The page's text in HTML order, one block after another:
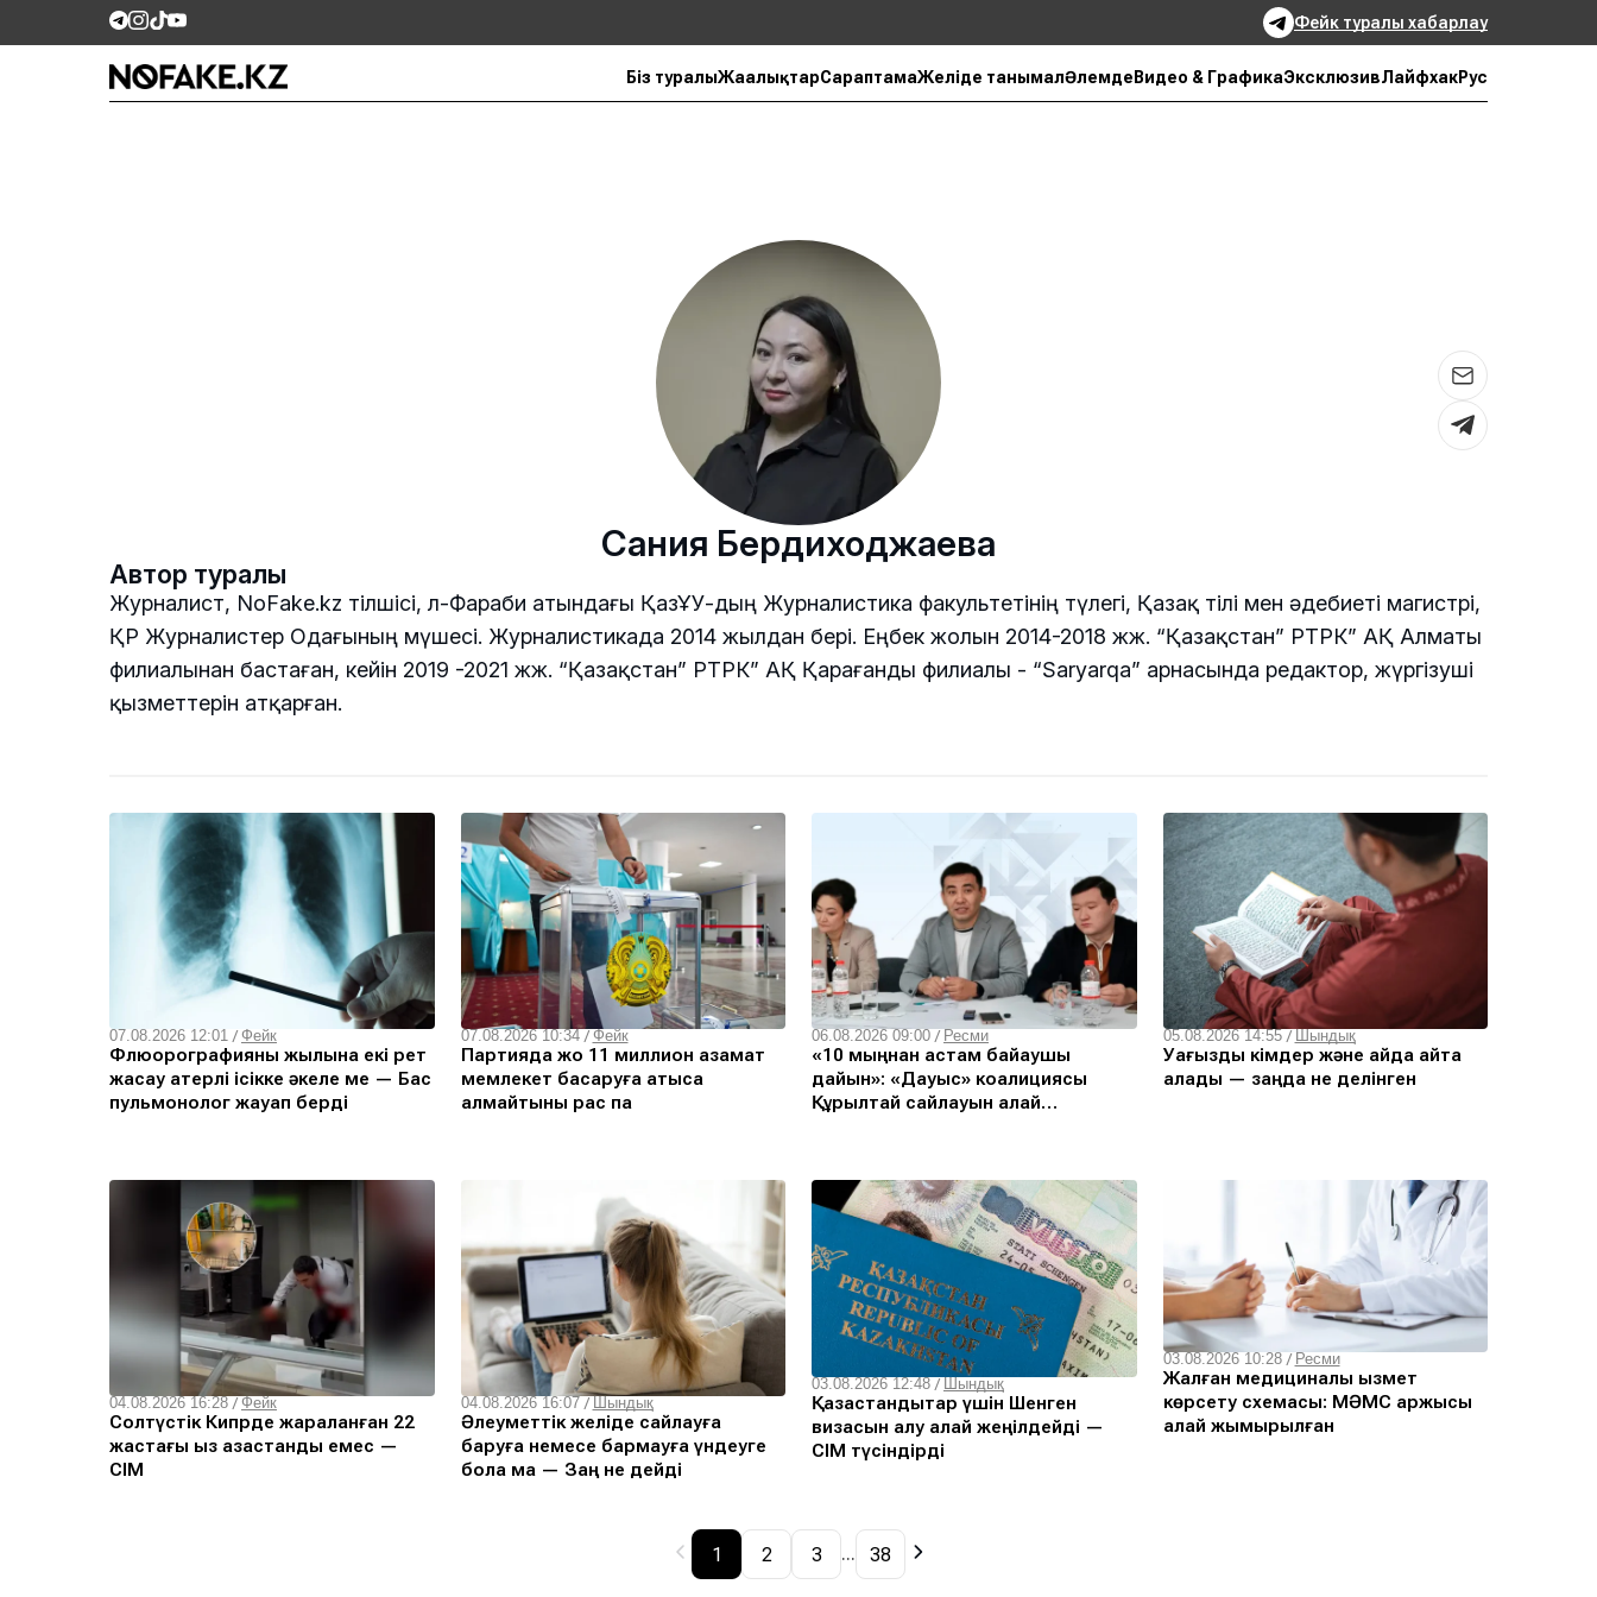
Фейк туралы хабарлау
Біз туралыЖаңалықтарСараптамаЖеліде танымалӘлемде Видео & ГрафикаЭксклюзивЛайфхакРус
Сания Бердиходжаева
Автор туралы
Журналист, NoFake.kz тілшісі, Әл-Фараби атындағы ҚазҰУ-дың Журналистика факультетінің түлегі, Қазақ тілі мен әдебиеті магистрі,
ҚР Журналистер Одағының мүшесі. Журналистикада 2014 жылдан бері. Еңбек жолын 2014-2018 жж. “Қазақстан” РТРК” АҚ Алматы
филиалынан бастаған, кейін 2019 -2021 жж. “Қазақстан” РТРК” АҚ Қарағанды филиалы - “Saryarqa” арнасында редактор, жүргізуші
қызметтерін атқарған.
07.08.2026 12:01 /Фейк
Флюорографияны жылына екі рет
жасау қатерлі ісікке әкеле ме — Бас
пульмонолог жауап берді
07.08.2026 10:34 /Фейк
Партияда жоқ 11 миллион азамат
мемлекет басқаруға қатыса
алмайтыны рас па
06.08.2026 09:00 / Ресми
«10 мыңнан астам байқаушы
дайын»: «Дауыс» коалициясы
Құрылтай сайлауын қалай
05.08.2026 14:55 / Шындық
Уағызды кімдер және қайда айта
алады — заңда не делінген
04.08.2026 16:28 /Фейк
Солтүстік Кипрде жараланған 22
жастағы қыз қазақстандық емес —
СІМ
04.08.2026 16:07 / Шындық
Әлеуметтік желіде сайлауға
баруға немесе бармауға үндеуге
бола ма — Заң не дейді
03.08.2026 12:48 / Шындық
Қазақстандықтар үшін Шенген
визасын алу қалай жеңілдейді —
СІМ түсіндірді
03.08.2026 10:28 / Ресми
Жалған медициналық қызмет
көрсету схемасы: МӘМС қаржысы
қалай жымқырылған
1 2 3 ... 38